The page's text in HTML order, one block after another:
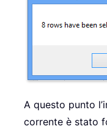
A questo punto
corrente è stato